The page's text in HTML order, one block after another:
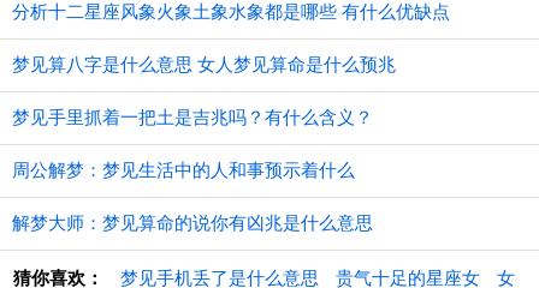
分析十二星座风象火象土象水象都是哪些 有什么优缺点
梦见算八字是什么意思 女人梦见算命是什么预兆
梦见手里抓着一把土是吉兆吗？有什么含义？
周公解梦：梦见生活中的人和事预示着什么
解梦大师：梦见算命的说你有凶兆是什么意思
猜你喜欢： 梦见手机丢了是什么意思 贵气十足的星座女 女